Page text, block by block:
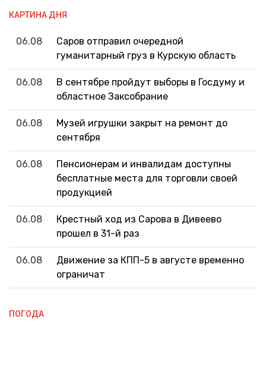
КАРТИНА ДНЯ
06.08
Саров отправил очередной
гуманитарный груз в Курскую область
06.08
В сентябре пройдут выборы в Госдуму и
областное Заксобрание
06.08
Музей игрушки закрыт на ремонт до
сентября
06.08
Пенсионерам и инвалидам доступны
бесплатные места для торговли своей
продукцией
06.08
Крестный ход из Сарова в Дивеево
прошел в 31-й раз
06.08
Движение за КПП-5 в августе временно
ограничат
ПОГОДА